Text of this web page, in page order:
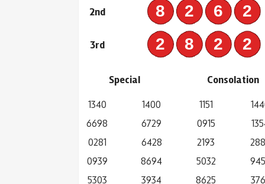
2nd 8262
3rd 2822
Special
1340
6698
0281
0939
5303
1400
6729
6428
8694
3934
Consolation
1151
0915
2193
5032
8625